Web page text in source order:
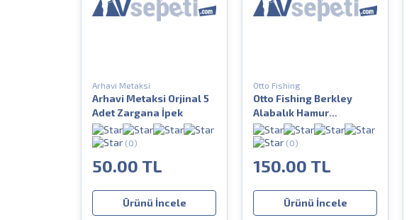
Arhavi Metaksi
Arhavi Metaksi Orjinal 5
Adet Zargana İpek
(0)
50.00 TL
Ürünü İncele
Otto Fishing
Otto Fishing Berkley
Alabalık Hamur
Şekillendirme Kalıbı
(0)
150.00 TL
Ürünü İncele